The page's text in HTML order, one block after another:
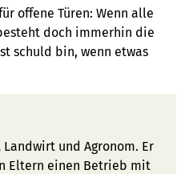
offene Türen: Wenn alle
doch immerhin die
schuld bin, wenn etwas
und Agronom. Er
Eltern einen Betrieb mit